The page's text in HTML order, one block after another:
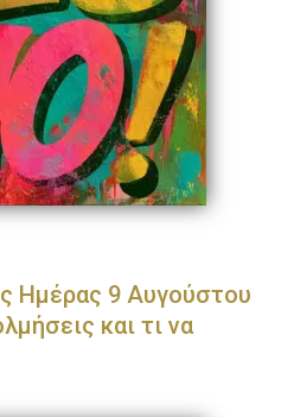
Ημέρας 9 Αυγούστου
και τι να